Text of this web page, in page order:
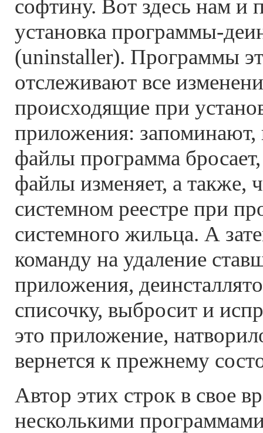
софтину. Вот здесь нам и
установка программы-
(uninstaller). Программы
отслеживают все
происходящие при
приложения: запоминают,
файлы программа
файлы изменяет, а также,
системном реестре при
системного жильца. А
команду на удаление
приложения,
списочку, выбросит и
это приложение,
вернется к прежнему
Автор этих строк в свое
несколькими